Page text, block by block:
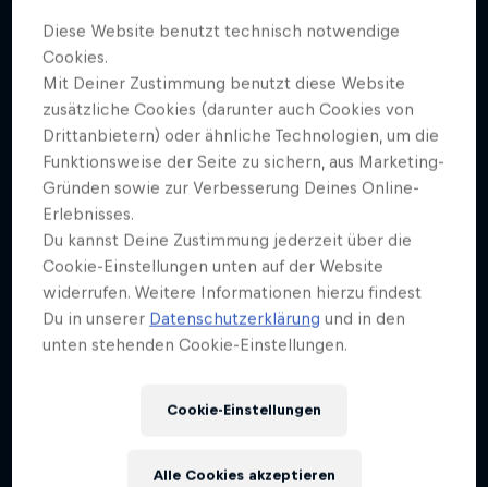
Mehr davon 1 Staffel · 10 Folgen
SOCIAL INNOVATION
Diese Website benutzt technisch notwendige
Cookies.
Mit Deiner Zustimmung benutzt diese Website
zusätzliche Cookies (darunter auch Cookies von
Drittanbietern) oder ähnliche Technologien, um die
Funktionsweise der Seite zu sichern, aus Marketing-
Gründen sowie zur Verbesserung Deines Online-
Erlebnisses.
Du kannst Deine Zustimmung jederzeit über die
Cookie-Einstellungen unten auf der Website
widerrufen. Weitere Informationen hierzu findest
Du in unserer Datenschutzerklärung und in den
unten stehenden Cookie-Einstellungen.
Cookie-Einstellungen
Alle Cookies akzeptieren